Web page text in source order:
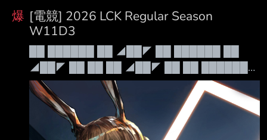
爆 [電競] 2026 LCK Regular Season
W11D3
██ ██████ ██ ◢██◤ ██ ██████ ██
◢██◤ ██ ██ ██ ◢██◤ ██ ██ ██████◤
██ ██ ██████◣ ██ ██ ██ ◥██◣
██████ ██████ ██ ◥██◣ 例行賽
██████ ██████ ██ ◥██◣ Leave Your
Mark 禁茂凱 Patch 26.15 本日賽程： 16:00 傳